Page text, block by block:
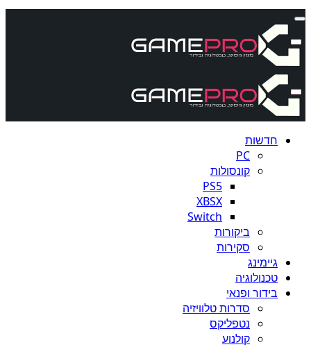
חדשות
PC
קונסולות
PS5
XBSX
Switch
ביקורות
סקירות
גיימינג
טכנולוגיה
בידור ופנאי
סדרות טלוויזיה
נטפליקס
קולנוע